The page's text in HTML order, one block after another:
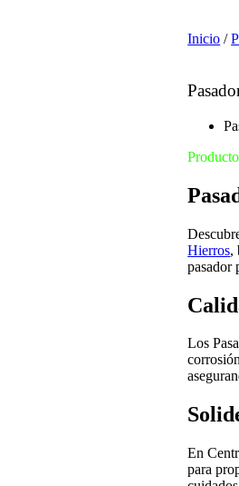
Inicio /
Hierros,
pasador
Los
En
para